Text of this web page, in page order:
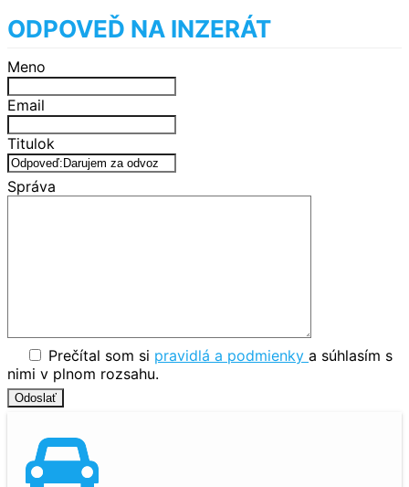
ODPOVEĎ NA INZERÁT
Meno
Email
Titulok
Správa
Prečítal som si pravidlá a podmienky a súhlasím s
nimi v plnom rozsahu.